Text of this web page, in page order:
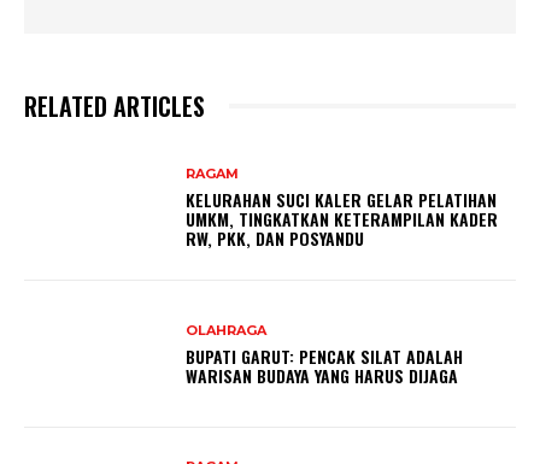
RELATED ARTICLES
RAGAM
KELURAHAN SUCI KALER GELAR PELATIHAN
UMKM, TINGKATKAN KETERAMPILAN KADER
RW, PKK, DAN POSYANDU
OLAHRAGA
BUPATI GARUT: PENCAK SILAT ADALAH
WARISAN BUDAYA YANG HARUS DIJAGA